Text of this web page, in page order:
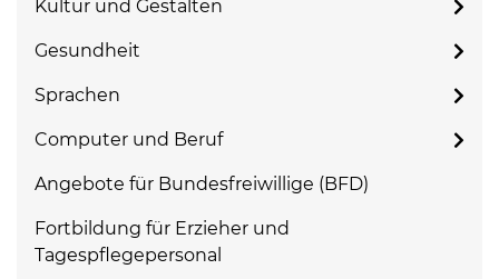
Kultur und Gestalten
Gesundheit
Sprachen
Computer und Beruf
Angebote für Bundesfreiwillige (BFD)
Fortbildung für Erzieher und
Tagespflegepersonal